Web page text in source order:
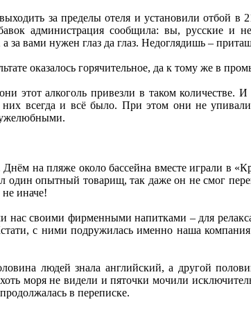
за пределы отеля и установили отбой
администрация сообщила: вы, русские
за вами нужен глаз да глаз. Недоглядишь –
оказалось горячительное, да к тому же в
этот алкоголь привезли в таком количестве.
всегда и всё было. При этом они не
на пляже около бассейна вместе играли в
один опытный товарищ, так даже он не смог
иначе!
нас своими фирменными напитками – для
с ними подружилась именно наша
людей знала английский, а другой
моря не видели и пяточки мочили
в переписке.